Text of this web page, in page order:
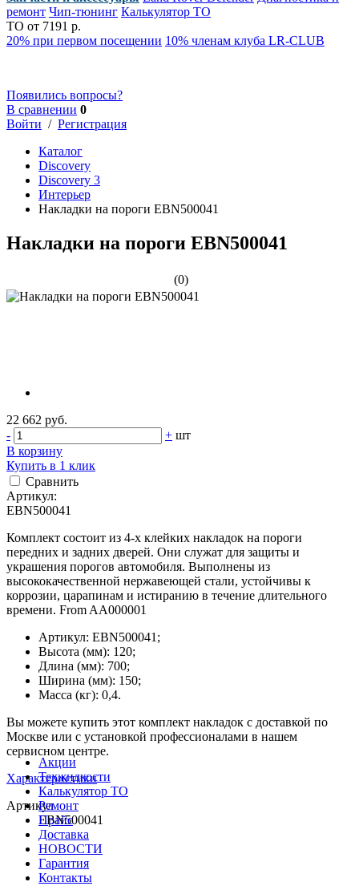
ремонт Чип-тюнинг Калькулятор ТО
ТО от 7191 р.
20% при первом посещении 10% членам клуба LR-CLUB
Появились вопросы?
В сравнении 0
Войти / Регистрация
Каталог
Discovery
Discovery 3
Интерьер
Накладки на пороги EBN500041
Накладки на пороги EBN500041
(0)
22 662 руб.
-
+ шт
В корзину
Купить в 1 клик
Сравнить
Артикул:
EBN500041
Комплект состоит из 4-х клейких накладок на пороги
передних и задних дверей. Они служат для защиты и
украшения порогов автомобиля. Выполнены из
высококачественной нержавеющей стали, устойчивы к
коррозии, царапинам и истиранию в течение длительного
времени. From AA000001
Артикул: EBN500041;
Высота (мм): 120;
Длина (мм): 700;
Ширина (мм): 150;
Масса (кг): 0,4.
Вы можете купить этот комплект накладок с доставкой по
Москве или с установкой профессионалами в нашем
сервисном центре.
Характеристики
Артикул
EBN500041
Акции
Техжидкости
Калькулятор ТО
Ремонт
Прайс
Доставка
НОВОСТИ
Гарантия
Контакты